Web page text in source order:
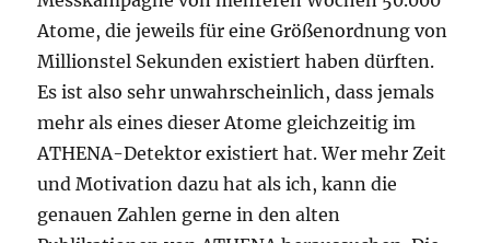
Atome, die jeweils für eine Größenordnung von
Millionstel Sekunden existiert haben dürften.
Es ist also sehr unwahrscheinlich, dass jemals
mehr als eines dieser Atome gleichzeitig im
ATHENA-Detektor existiert hat. Wer mehr Zeit
und Motivation dazu hat als ich, kann die
genauen Zahlen gerne in den alten